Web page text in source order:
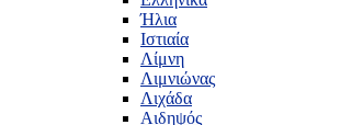
Ήλια
Ιστιαία
Λίμνη
Λιμνιώνας
Λιχάδα
Αιδηψός